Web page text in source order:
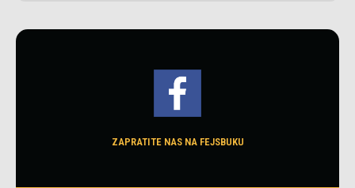
ZAPRATITE NAS NA FEJSBUKU